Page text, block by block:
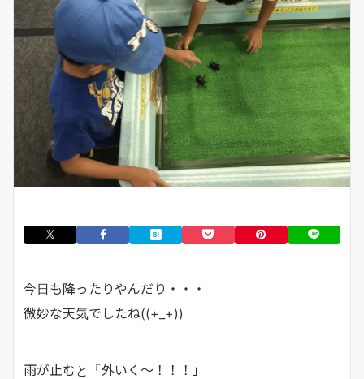
今日も降ったりやんだり・・・
微妙な天気でしたね((+_+))
雨が止むと「外いく～！！！」